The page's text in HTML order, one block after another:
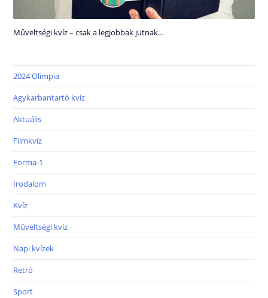
Műveltségi kvíz – csak a legjobbak jutnak…
2024 Olimpia
Agykarbantartó kvíz
Aktuális
Filmkvíz
Forma-1
Irodalom
Kvíz
Műveltségi kvíz
Napi kvízek
Retró
Sport